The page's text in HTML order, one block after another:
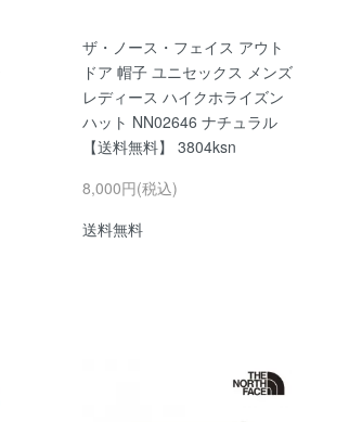
ザ・ノース・フェイス アウト
ドア 帽子 ユニセックス メンズ
レディース ハイクホライズン
ハット NN02646 ナチュラル
【送料無料】 3804ksn
8,000円(税込)
送料無料